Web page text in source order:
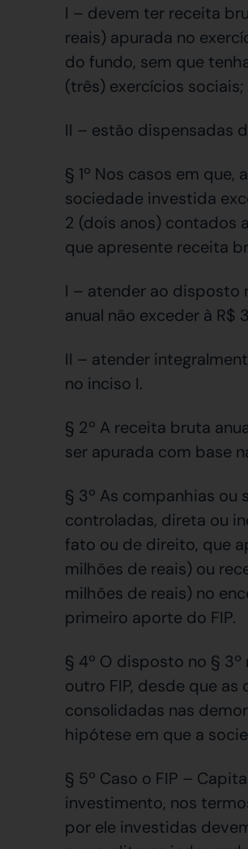
I – devem ter receita
reais) apurada no
do fundo, sem que
(três) exercícios sociais;
II – estão dispensadas
§ 1º Nos casos em
sociedade investida
2 (dois anos) contados
que apresente receita
I – atender ao disposto
anual não exceder à
II – atender
no inciso I.
§ 2º A receita bruta
ser apurada com base
§ 3º As companhias
controladas, direta ou
fato ou de direito, que
milhões de reais) ou
milhões de reais) no
primeiro aporte do FIP.
§ 4º O disposto no §
outro FIP, desde que
consolidadas nas
hipótese em que a
§ 5º Caso o FIP –
investimento, nos
por ele investidas